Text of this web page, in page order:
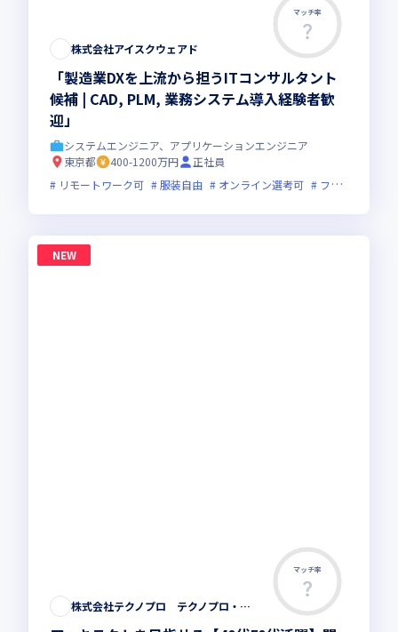
マッチ率
株式会社アイスクウェアド
「製造業DXを上流から担うITコンサルタント
候補 | CAD, PLM, 業務システム導入経験者歓
迎」
システムエンジニア、アプリケーションエンジニア
東京都
400-1200万円
正社員
リモートワーク可
服装自由 オンライン選考可 フレックス制度あり
NEW
マッチ率
株式会社テクノプロ テクノプロ・エンジニアリング社